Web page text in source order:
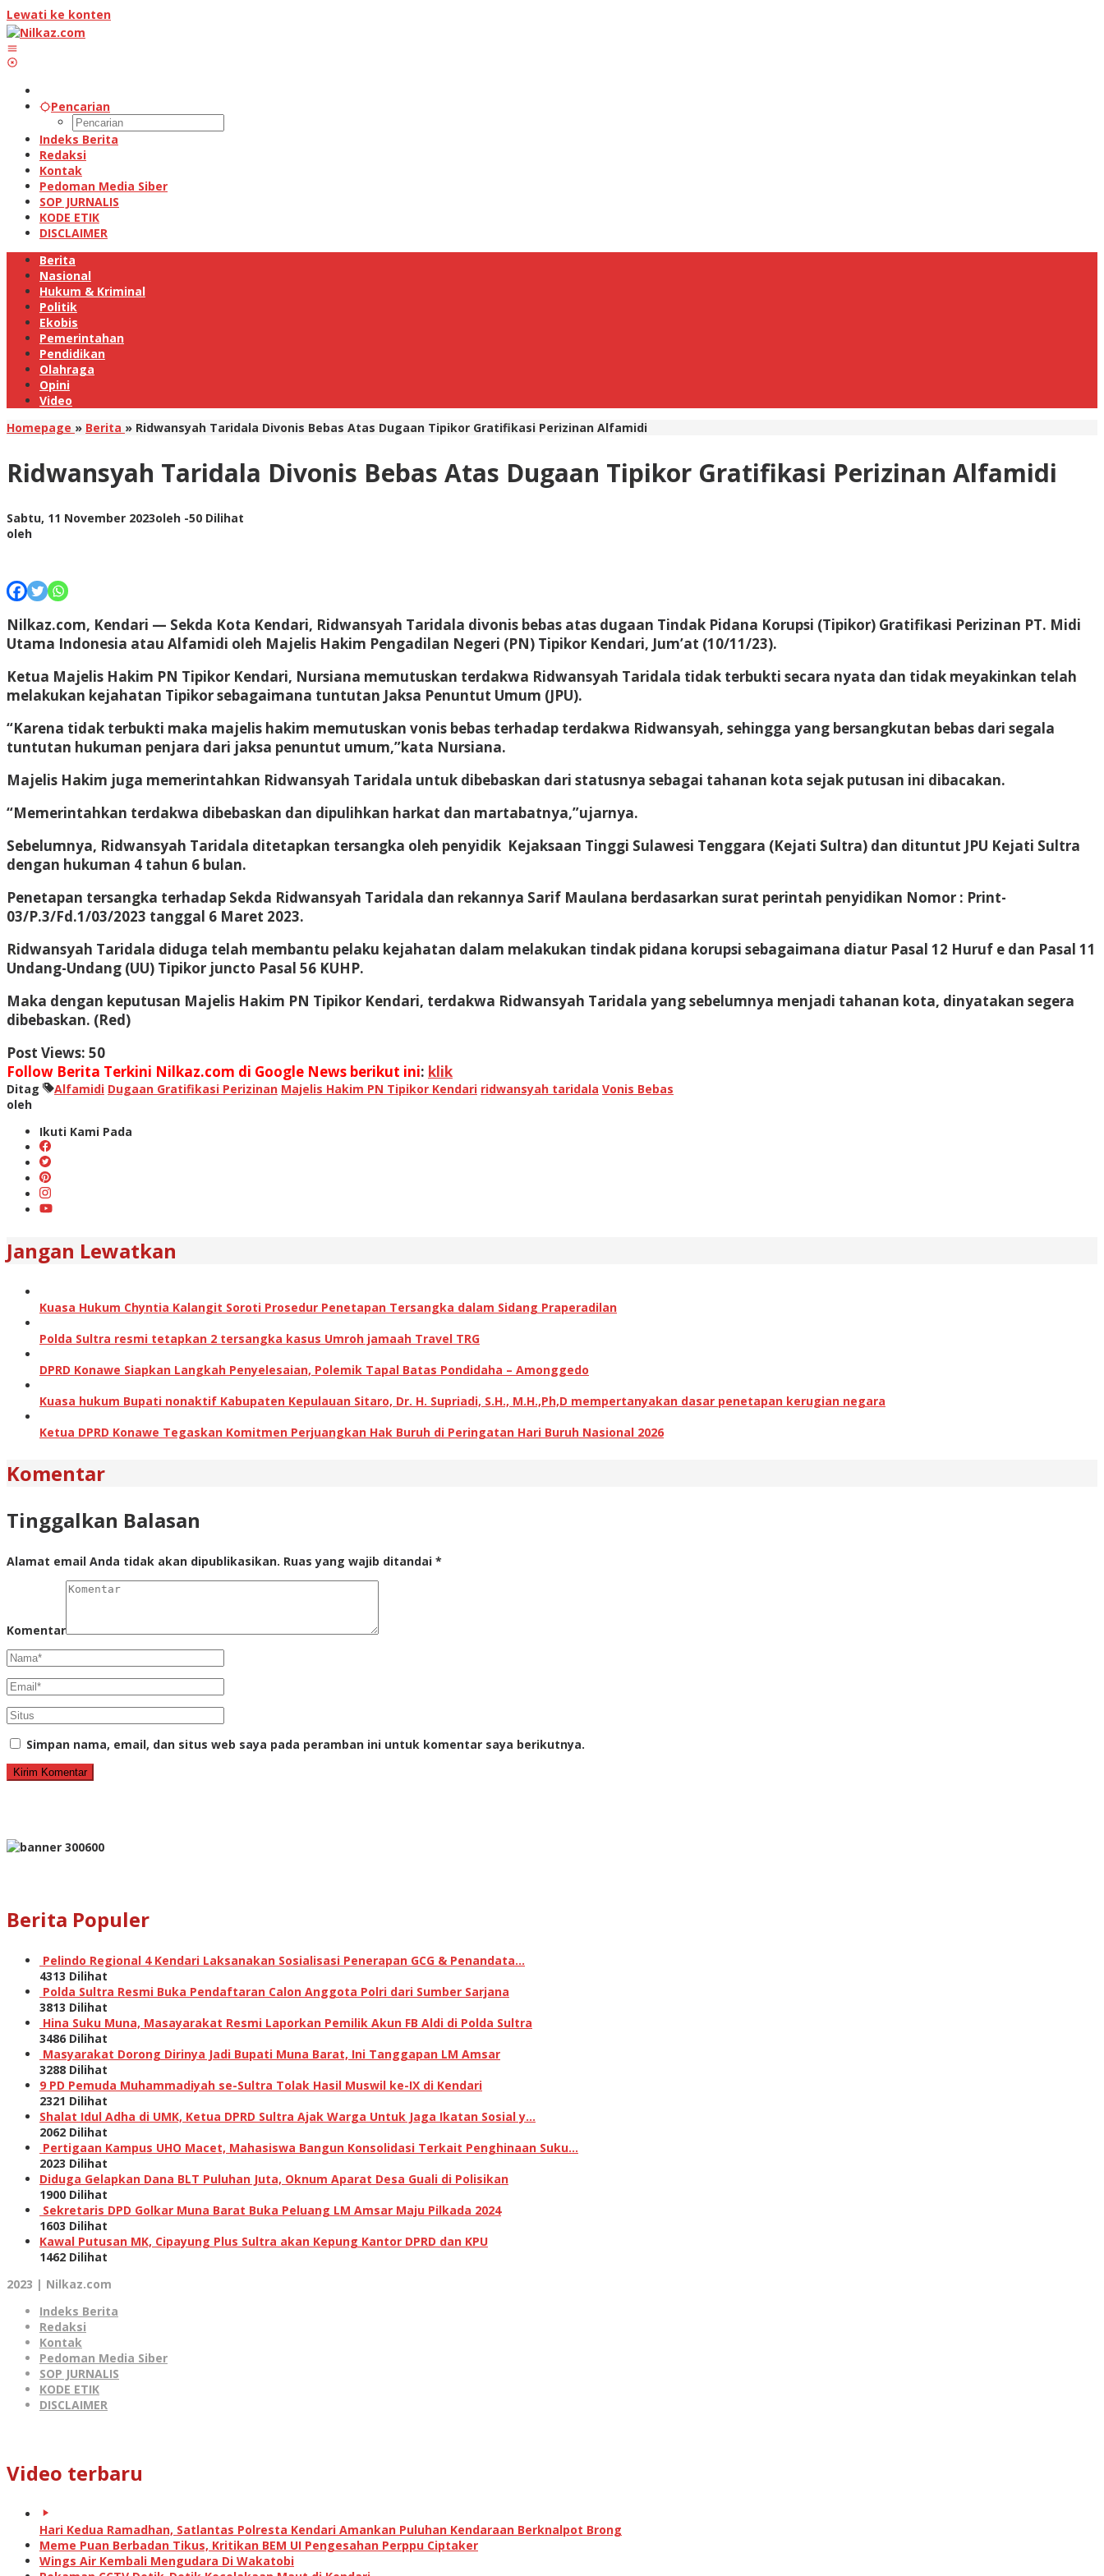
Lewati ke konten
Pencarian
Indeks Berita
Redaksi
Kontak
Pedoman Media Siber
SOP JURNALIS
KODE ETIK
DISCLAIMER
Berita
Nasional
Hukum & Kriminal
Politik
Ekobis
Pemerintahan
Pendidikan
Olahraga
Opini
Video
Homepage » Berita » Ridwansyah Taridala Divonis Bebas Atas Dugaan Tipikor Gratifikasi Perizinan Alfamidi
Ridwansyah Taridala Divonis Bebas Atas Dugaan Tipikor Gratifikasi Perizinan Alfamidi
Sabtu, 11 November 2023oleh -50 Dilihat
oleh
Nilkaz.com, Kendari — Sekda Kota Kendari, Ridwansyah Taridala divonis bebas atas dugaan Tindak Pidana Korupsi (Tipikor) Gratifikasi Perizinan PT. Midi
Utama Indonesia atau Alfamidi oleh Majelis Hakim Pengadilan Negeri (PN) Tipikor Kendari, Jum’at (10/11/23).
Ketua Majelis Hakim PN Tipikor Kendari, Nursiana memutuskan terdakwa Ridwansyah Taridala tidak terbukti secara nyata dan tidak meyakinkan telah
melakukan kejahatan Tipikor sebagaimana tuntutan Jaksa Penuntut Umum (JPU).
“Karena tidak terbukti maka majelis hakim memutuskan vonis bebas terhadap terdakwa Ridwansyah, sehingga yang bersangkutan bebas dari segala
tuntutan hukuman penjara dari jaksa penuntut umum,”kata Nursiana.
Majelis Hakim juga memerintahkan Ridwansyah Taridala untuk dibebaskan dari statusnya sebagai tahanan kota sejak putusan ini dibacakan.
“Memerintahkan terdakwa dibebaskan dan dipulihkan harkat dan martabatnya,”ujarnya.
Sebelumnya, Ridwansyah Taridala ditetapkan tersangka oleh penyidik Kejaksaan Tinggi Sulawesi Tenggara (Kejati Sultra) dan dituntut JPU Kejati Sultra
dengan hukuman 4 tahun 6 bulan.
Penetapan tersangka terhadap Sekda Ridwansyah Taridala dan rekannya Sarif Maulana berdasarkan surat perintah penyidikan Nomor : Print-
03/P.3/Fd.1/03/2023 tanggal 6 Maret 2023.
Ridwansyah Taridala diduga telah membantu pelaku kejahatan dalam melakukan tindak pidana korupsi sebagaimana diatur Pasal 12 Huruf e dan Pasal 11
Undang-Undang (UU) Tipikor juncto Pasal 56 KUHP.
Maka dengan keputusan Majelis Hakim PN Tipikor Kendari, terdakwa Ridwansyah Taridala yang sebelumnya menjadi tahanan kota, dinyatakan segera
dibebaskan. (Red)
Post Views: 50
Follow Berita Terkini Nilkaz.com di Google News berikut ini: klik
Ditag Alfamidi Dugaan Gratifikasi Perizinan Majelis Hakim PN Tipikor Kendari ridwansyah taridala Vonis Bebas
oleh
Ikuti Kami Pada
Jangan Lewatkan
Kuasa Hukum Chyntia Kalangit Soroti Prosedur Penetapan Tersangka dalam Sidang Praperadilan
Polda Sultra resmi tetapkan 2 tersangka kasus Umroh jamaah Travel TRG
DPRD Konawe Siapkan Langkah Penyelesaian, Polemik Tapal Batas Pondidaha – Amonggedo
Kuasa hukum Bupati nonaktif Kabupaten Kepulauan Sitaro, Dr. H. Supriadi, S.H., M.H.,Ph,D mempertanyakan dasar penetapan kerugian negara
Ketua DPRD Konawe Tegaskan Komitmen Perjuangkan Hak Buruh di Peringatan Hari Buruh Nasional 2026
Komentar
Tinggalkan Balasan
Alamat email Anda tidak akan dipublikasikan. Ruas yang wajib ditandai *
Komentar
Simpan nama, email, dan situs web saya pada peramban ini untuk komentar saya berikutnya.
Berita Populer
Pelindo Regional 4 Kendari Laksanakan Sosialisasi Penerapan GCG & Penandata…
4313 Dilihat
Polda Sultra Resmi Buka Pendaftaran Calon Anggota Polri dari Sumber Sarjana
3813 Dilihat
Hina Suku Muna, Masayarakat Resmi Laporkan Pemilik Akun FB Aldi di Polda Sultra
3486 Dilihat
Masyarakat Dorong Dirinya Jadi Bupati Muna Barat, Ini Tanggapan LM Amsar
3288 Dilihat
9 PD Pemuda Muhammadiyah se-Sultra Tolak Hasil Muswil ke-IX di Kendari
2321 Dilihat
Shalat Idul Adha di UMK, Ketua DPRD Sultra Ajak Warga Untuk Jaga Ikatan Sosial y…
2062 Dilihat
Pertigaan Kampus UHO Macet, Mahasiswa Bangun Konsolidasi Terkait Penghinaan Suku…
2023 Dilihat
Diduga Gelapkan Dana BLT Puluhan Juta, Oknum Aparat Desa Guali di Polisikan
1900 Dilihat
Sekretaris DPD Golkar Muna Barat Buka Peluang LM Amsar Maju Pilkada 2024
1603 Dilihat
Kawal Putusan MK, Cipayung Plus Sultra akan Kepung Kantor DPRD dan KPU
1462 Dilihat
2023 | Nilkaz.com
Indeks Berita
Redaksi
Kontak
Pedoman Media Siber
SOP JURNALIS
KODE ETIK
DISCLAIMER
Video terbaru
Hari Kedua Ramadhan, Satlantas Polresta Kendari Amankan Puluhan Kendaraan Berknalpot Brong
Meme Puan Berbadan Tikus, Kritikan BEM UI Pengesahan Perppu Ciptaker
Wings Air Kembali Mengudara Di Wakatobi